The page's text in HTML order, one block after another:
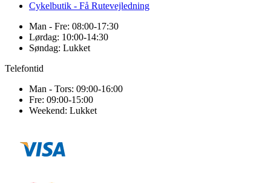
Cykelbutik - Få Rutevejledning
Man - Fre: 08:00-17:30
Lørdag: 10:00-14:30
Søndag: Lukket
Telefontid
Man - Tors: 09:00-16:00
Fre: 09:00-15:00
Weekend: Lukket